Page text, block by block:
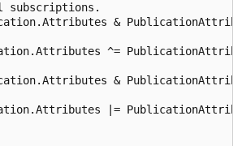
subscriptions.
&
^=
&
|=